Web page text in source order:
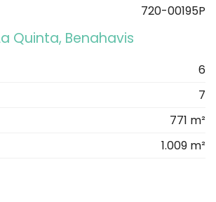
720-00195P
Quinta, Benahavis
6
7
771 m²
1.009 m²